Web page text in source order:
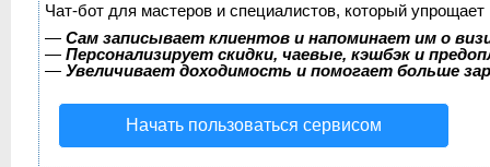
Чат-бот для мастеров и специалистов, который упрощает
— Сам записывает клиентов и напоминает им о
— Персонализирует скидки, чаевые, кэшбэк и
— Увеличивает доходимость и помогает больше
Начать пользоваться сервисом